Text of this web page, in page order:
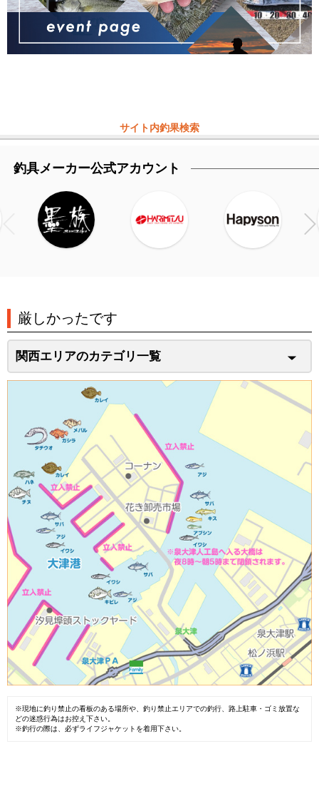
サイト内釣果検索
釣具メーカー公式アカウント
厳しかったです
関西エリアのカテゴリ一覧
※現地に釣り禁止の看板のある場所や、釣り禁止エリアでの釣行、路上駐車・ゴミ放置な
どの迷惑行為はお控え下さい。
※釣行の際は、必ずライフジャケットを着用下さい。